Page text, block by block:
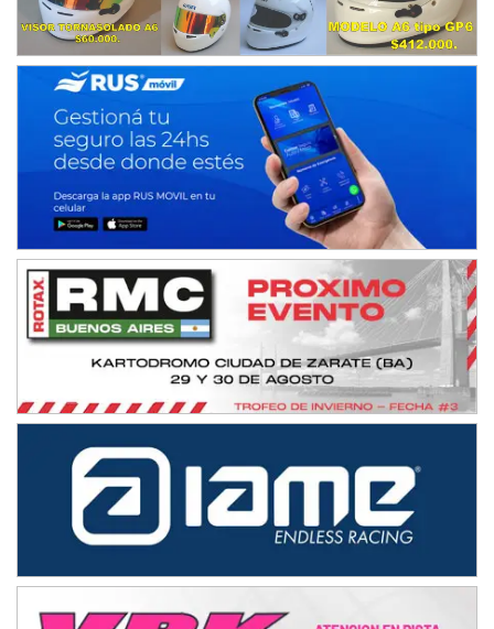
Humboldt (Santa Fe)
NORESTE SANTAFESINO - F6
Ciudad de Avellaneda (Asfalto)
Avellaneda (Santa Fe)
SUR SANTAFESINO - F4
José Samuel Sánchez (Tierra)
TUCUMANO - F5
El Timbó (Tucumán)